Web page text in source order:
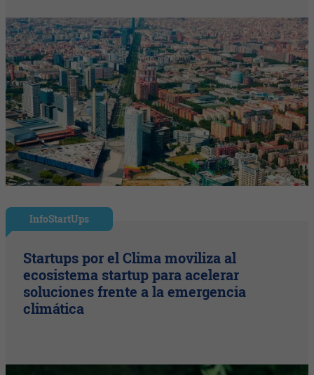
InfoStartUps
Startups por el Clima moviliza al
ecosistema startup para acelerar
soluciones frente a la emergencia
climática